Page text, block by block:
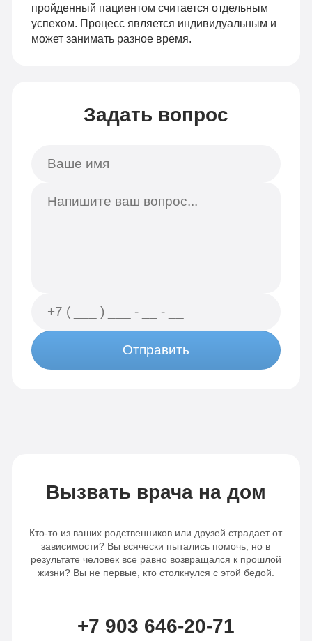
пройденный пациентом считается отдельным
успехом. Процесс является индивидуальным и
может занимать разное время.
Задать вопрос
Отправить
Вызвать врача на дом
Кто-то из ваших родственников или друзей страдает от
зависимости? Вы всячески пытались помочь, но в
результате человек все равно возвращался к прошлой
жизни? Вы не первые, кто столкнулся с этой бедой.
+7 903 646-20-71